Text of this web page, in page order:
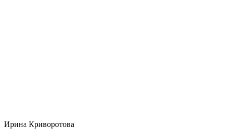
Ирина Криворотова